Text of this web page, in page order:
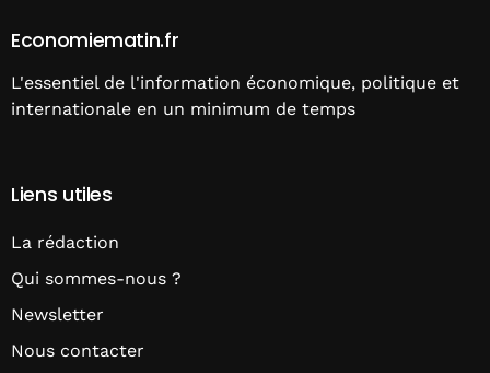
Economiematin.fr
L'essentiel de l'information économique, politique et
internationale en un minimum de temps
Liens utiles
La rédaction
Qui sommes-nous ?
Newsletter
Nous contacter